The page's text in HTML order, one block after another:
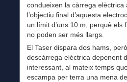
condueixen la càrrega
l’objectiu final d’aquesta
un límit d’uns 10 m, perquè
no poden ser més llargs.
El Taser dispara dos hams,
descàrrega elèctrica depenent
interessant, al mateix temps
escampa per terra una mena